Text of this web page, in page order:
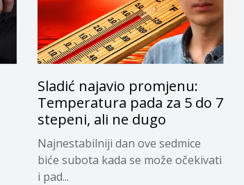
Sladić najavio promjenu:
Temperatura pada za 5 do 7
stepeni, ali ne dugo
Najnestabilniji dan ove sedmice
biće subota kada se može očekivati
i pad...